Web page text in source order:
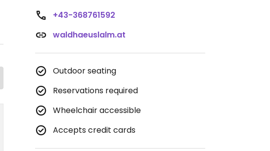
+43-368761592
waldhaeuslalm.at
Outdoor seating
Reservations required
Wheelchair accessible
Accepts credit cards